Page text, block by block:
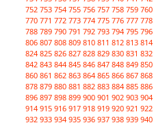
752 753 754 755 756 757 758 759 760
770 771 772 773 774 775 776 777 778
788 789 790 791 792 793 794 795 796
806 807 808 809 810 811 812 813 814
824 825 826 827 828 829 830 831 832
842 843 844 845 846 847 848 849 850
860 861 862 863 864 865 866 867 868
878 879 880 881 882 883 884 885 886
896 897 898 899 900 901 902 903 904
914 915 916 917 918 919 920 921 922
932 933 934 935 936 937 938 939 940